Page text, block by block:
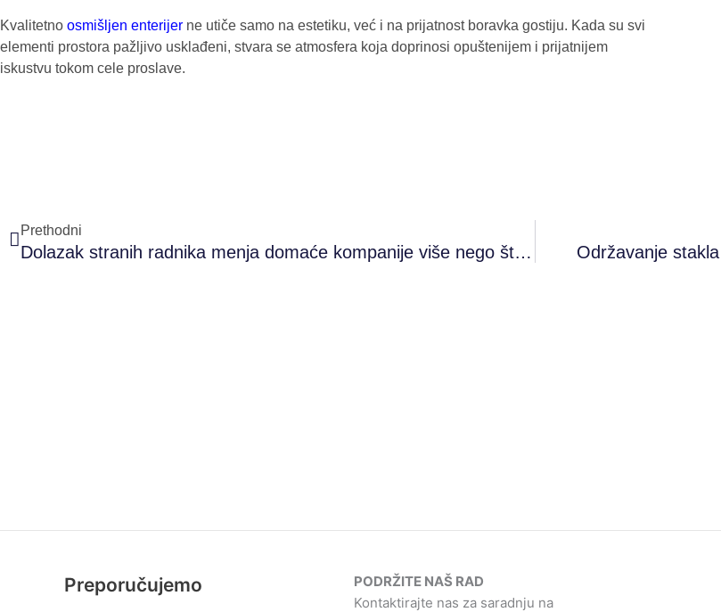
Kvalitetno osmišljen enterijer ne utiče samo na estetiku, već i na prijatnost boravka gostiju. Kada su svi
elementi prostora pažljivo usklađeni, stvara se atmosfera koja doprinosi opuštenijem i prijatnijem
iskustvu tokom cele proslave.
Prethodni
Dolazak stranih radnika menja domaće kompanije više nego što mislimo Održavanje
Preporučujemo
PODRŽITE NAŠ RAD
Kontaktirajte nas za saradnju na